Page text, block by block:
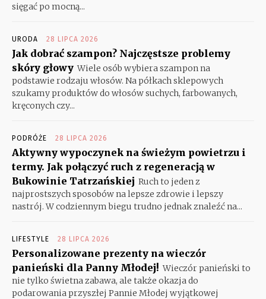
sięgać po mocną...
URODA 28 LIPCA 2026
Jak dobrać szampon? Najczęstsze problemy
skóry głowy Wiele osób wybiera szampon na
podstawie rodzaju włosów. Na półkach sklepowych
szukamy produktów do włosów suchych, farbowanych,
kręconych czy...
PODRÓŻE 28 LIPCA 2026
Aktywny wypoczynek na świeżym powietrzu i
termy. Jak połączyć ruch z regeneracją w
Bukowinie Tatrzańskiej Ruch to jeden z
najprostszych sposobów na lepsze zdrowie i lepszy
nastrój. W codziennym biegu trudno jednak znaleźć na...
LIFESTYLE 28 LIPCA 2026
Personalizowane prezenty na wieczór
panieński dla Panny Młodej! Wieczór panieński to
nie tylko świetna zabawa, ale także okazja do
podarowania przyszłej Pannie Młodej wyjątkowej